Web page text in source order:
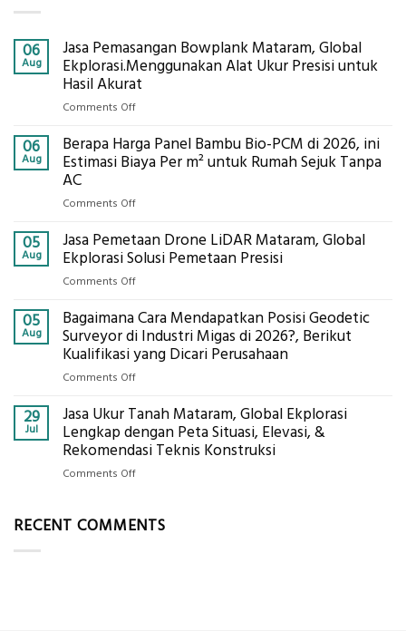
06
Aug
Jasa Pemasangan Bowplank Mataram, Global
Ekplorasi.Menggunakan Alat Ukur Presisi untuk
Hasil Akurat
Comments Offon
Pemasangan
Bowplank
Ukur
Presisi
untuk
Akurat
06
Aug
Berapa Harga Panel Bambu Bio-PCM di 2026, ini
Estimasi Biaya Per m² untuk Rumah Sejuk Tanpa
AC
Comments Offon
Harga
Panel
di
2026,
ini
Estimasi
Per
m²
untuk
05
Aug
Jasa Pemetaan Drone LiDAR Mataram, Global
Ekplorasi Solusi Pemetaan Presisi
Comments Offon
Pemetaan
Drone
LiDAR
Mataram,
Solusi
Pemetaan
Presisi
05
Aug
Bagaimana Cara Mendapatkan Posisi Geodetic
Surveyor di Industri Migas di 2026?, Berikut
Kualifikasi yang Dicari Perusahaan
Comments Offon
Cara
Mendapatkan
Posisi
Migas
29
Jul
Jasa Ukur Tanah Mataram, Global Ekplorasi
Lengkap dengan Peta Situasi, Elevasi, &
Rekomendasi Teknis Konstruksi
Comments Offon
Tanah
RECENT COMMENTS